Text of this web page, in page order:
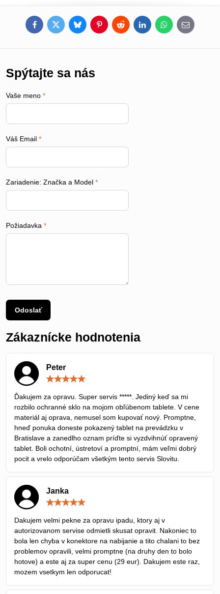
FacebookTwitterBlueskyPinterestRedditLinkedInWhatsApp
E-
mail
Spýtajte sa nás
Vaše meno *
Váš Email *
Zariadenie: Značka a Model *
Požiadavka *
Odoslať
Zákaznícke hodnotenia
Peter
5
Ďakujem za opravu. Super servis *****. Jediný keď sa mi
rozbilo ochranné sklo na mojom obľúbenom tablete. V cene
materiál aj oprava, nemusel som kupovať nový. Promptne,
hneď ponuka doneste pokazený tablet na prevádzku v
Bratislave a zanedlho oznam príďte si vyzdvihnúť opravený
tablet. Boli ochotní, ústretoví a promptní, mám veľmi dobrý
pocit a vrelo odporúčam všetkým tento servis Slovitu.
Janka
5
Dakujem velmi pekne za opravu ipadu, ktory aj v
autorizovanom servise odmietli skusat opravit. Nakoniec to
bola len chyba v konektore na nabijanie a tito chalani to bez
problemov opravili, velmi promptne (na druhy den to bolo
hotove) a este aj za super cenu (29 eur). Dakujem este raz,
mozem vsetkym len odporucat!